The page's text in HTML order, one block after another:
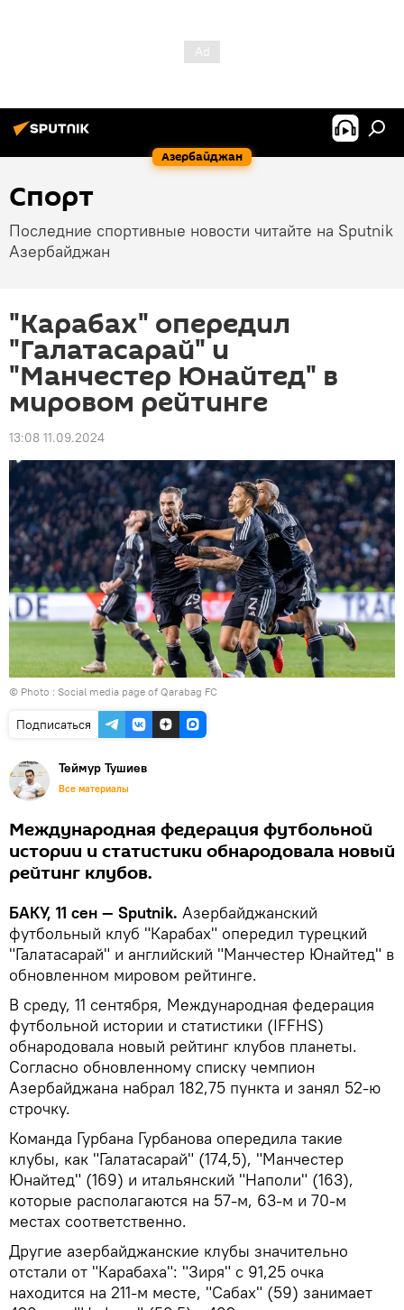
Азербайджан
Спорт
Последние спортивные новости читайте на Sputnik
Азербайджан
"Карабах" опередил
"Галатасарай" и
"Манчестер Юнайтед" в
мировом рейтинге
13:08 11.09.2024
© Photo : Social media page of Qarabag FC
Подписаться
Теймур Тушиев
Все материалы
Международная федерация футбольной
истории и статистики обнародовала новый
рейтинг клубов.
БАКУ, 11 сен — Sputnik. Азербайджанский
футбольный клуб "Карабах" опередил турецкий
"Галатасарай" и английский "Манчестер Юнайтед" в
обновленном мировом рейтинге.
В среду, 11 сентября, Международная федерация
футбольной истории и статистики (IFFHS)
обнародовала новый рейтинг клубов планеты.
Согласно обновленному списку чемпион
Азербайджана набрал 182,75 пункта и занял 52-ю
строчку.
Команда Гурбана Гурбанова опередила такие
клубы, как "Галатасарай" (174,5), "Манчестер
Юнайтед" (169) и итальянский "Наполи" (163),
которые располагаются на 57-м, 63-м и 70-м
местах соответственно.
Другие азербайджанские клубы значительно
отстали от "Карабаха": "Зиря" с 91,25 очка
находится на 211-м месте, "Сабах" (59) занимает